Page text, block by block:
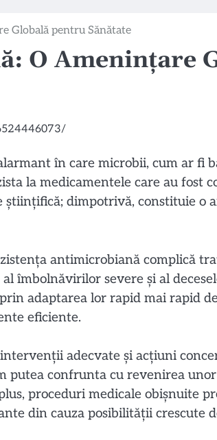
Globală pentru Sănătate
O Amenințare
în care microbii, cum ar fi
la medicamentele care au fost
dimpotrivă, constituie o
antimicrobiană complică
îmbolnăvirilor severe și al
adaptarea lor rapid mai rapid
eficiente.
adecvate și acțiuni
putea confrunta cu revenirea
proceduri medicale obișnuite
din cauza posibilității crescute